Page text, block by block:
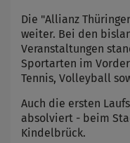
Die "Allianz
weiter. Bei den
Veranstaltungen
Sportarten im
Tennis, Volleyball
Auch die ersten
absolviert - beim
Kindelbrück.